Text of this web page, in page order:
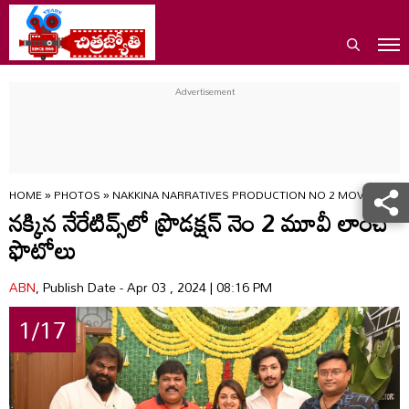
HOME»PHOTOS»NAKKINA NARRATIVES PRODUCTION NO 2 MOVIE
నక్కిన నేరేటివ్స్‌లో ప్రొడక్షన్ నెం 2 మూవీ లాంచ్
ఫొటోలు
ABN, Publish Date - Apr 03 , 2024 | 08:16 PM
1/17